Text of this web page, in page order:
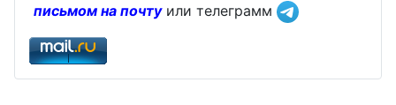
письмом на почтуили телеграмм